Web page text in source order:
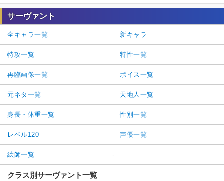
サーヴァント
全キャラ一覧 新キャラ
特攻一覧 特性一覧
再臨画像一覧 ボイス一覧
元ネタ一覧 天地人一覧
身長・体重一覧 性別一覧
レベル120 声優一覧
絵師一覧 -
クラス別サーヴァント一覧